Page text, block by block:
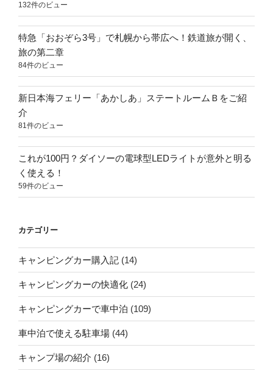
132件のビュー
特急「おおぞら3号」で札幌から帯広へ！鉄道旅が開く、
旅の第二章
84件のビュー
新日本海フェリー「あかしあ」ステートルームＢをご紹
介
81件のビュー
これが100円？ダイソーの電球型LEDライトが意外と明る
く使える！
59件のビュー
カテゴリー
キャンピングカー購入記 (14)
キャンピングカーの快適化 (24)
キャンピングカーで車中泊 (109)
車中泊で使える駐車場 (44)
キャンプ場の紹介 (16)